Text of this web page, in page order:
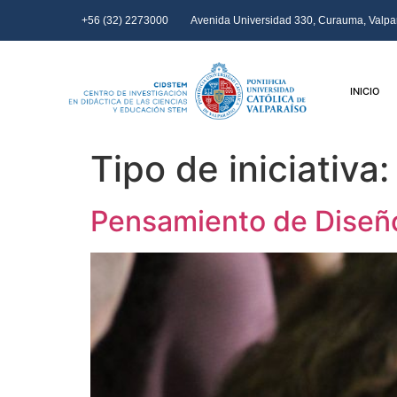
+56 (32) 2273000 Avenida Universidad 330, Curauma,
INICIO
Tipo de
Pensamiento de